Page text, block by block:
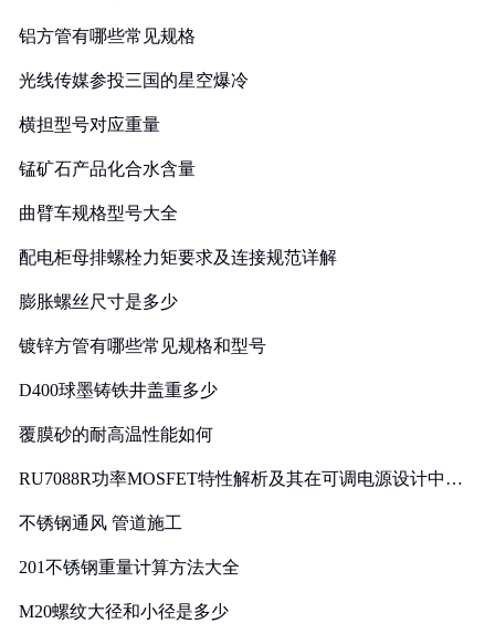
铝方管有哪些常见规格
光线传媒参投三国的星空爆冷
横担型号对应重量
锰矿石产品化合水含量
曲臂车规格型号大全
配电柜母排螺栓力矩要求及连接规范详解
膨胀螺丝尺寸是多少
镀锌方管有哪些常见规格和型号
D400球墨铸铁井盖重多少
覆膜砂的耐高温性能如何
RU7088R功率MOSFET特性解析及其在可调电源设计中的
不锈钢通风 管道施工
201不锈钢重量计算方法大全
M20螺纹大径和小径是多少